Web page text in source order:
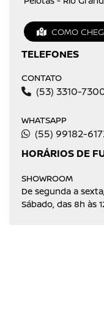
COMO
TELEFONES
CONTATO
(53) 3310-
WHATSAPP
(55) 99182-
HORÁRIOS DE
SHOWROOM
De segunda a
Sábado, das 8h às